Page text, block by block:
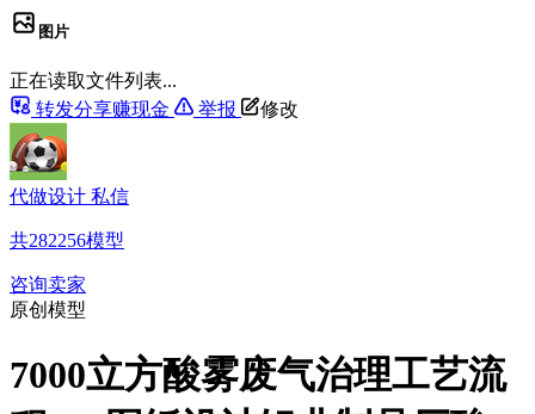
图片
正在读取文件列表...
转发分享赚现金
举报 修改
代做设计 私信
共282256模型
咨询卖家
原创模型
7000立方酸雾废气治理工艺流